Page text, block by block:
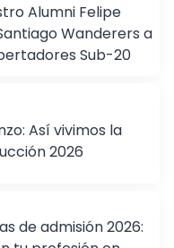
Alumni Felipe
Wanderers a
Sub-20
Así vivimos la
2026
de admisión 2026: